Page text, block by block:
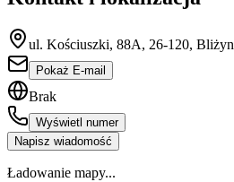
ul. Kościuszki, 88A, 26-120, Bliżyn
Pokaż E-mail
Brak
Wyświetl numer
Napisz wiadomość
Ładowanie mapy...